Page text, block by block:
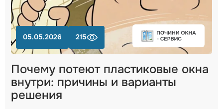
05.05.2026 215
Почему потеют пластиковые окна
внутри: причины и варианты
решения